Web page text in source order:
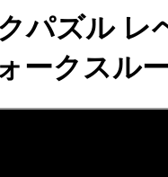
パズル レ
ークスル